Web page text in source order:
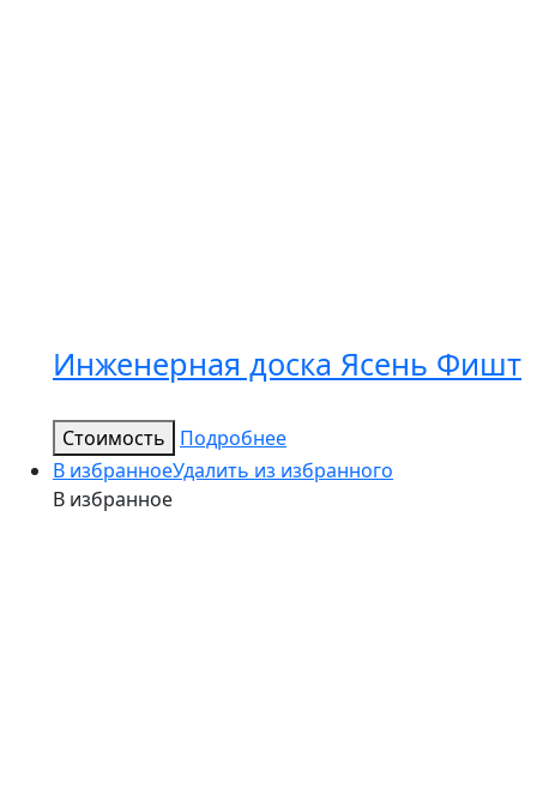
Инженерная доска Ясень Фишт
Стоимость
Подробнее
В избранноеУдалить из избранного
В избранное